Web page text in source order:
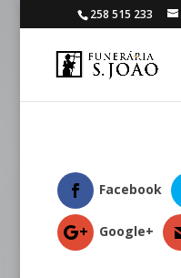
258 515 233
Facebook
Google+